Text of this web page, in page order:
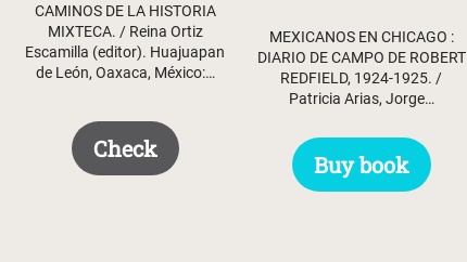
CAMINOS DE LA HISTORIA
MIXTECA. / Reina Ortiz
Escamilla (editor). Huajuapan
de León, Oaxaca, México:…
Check
MEXICANOS EN CHICAGO :
DIARIO DE CAMPO DE ROBERT
REDFIELD, 1924-1925. /
Patricia Arias, Jorge…
Buy book